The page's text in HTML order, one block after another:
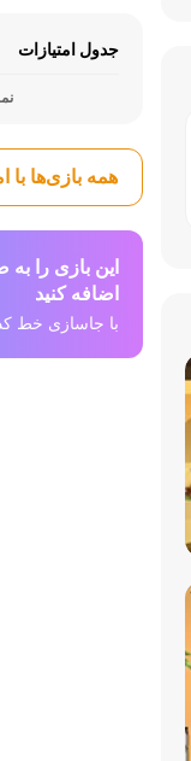
جدول امتیازات
همه بازی‌ها با
این بازی را
اضافه کنید
با جاسازی خط